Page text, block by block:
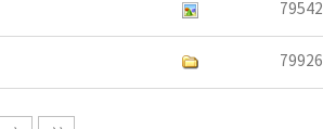
79542
79926